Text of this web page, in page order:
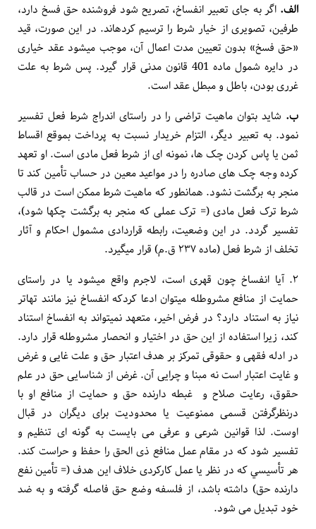
الف. اگر به جای تعبیر انفساخ، تصریح شود فروشنده حق فسخ دارد،
طرفین، تصویری از خیار شرط را ترسیم کرده­اند. در این صورت، قید
«حق فسخ» بدون تعیین مدت اعمال آن، موجب می­شود عقد خیاری
در دایره شمول ماده 401 قانون مدنی قرار گیرد. پس شرط به علت
غرری بودن، باطل و مبطل عقد است.
ب. شاید بتوان ماهیت تراضی را در راستای اندراج شرط فعل تفسیر
نمود. به تعبیر دیگر، التزام خریدار نسبت به پرداخت بموقع اقساط
ثمن‌ یا پاس کردن چک ها، نمونه ای از شرط فعل مادی است. او تعهد
کرده وجه چک های صادره را در مواعید معین در حساب تأمین کند تا
منجر به برگشت نشود. همان­طور که ماهیت شرط ممکن است در قالب
شرط ترک فعل مادی (= ترک عملی که منجر به برگشت چکها شود)،
تفسیر گردد. در این وضعیت، رابطه قراردادی مشمول احکام و آثار
تخلف از شرط فعل (ماده ۲۳۷ ق.م) قرار می­گیرد.
۲. آیا انفساخ چون قهری است، لاجرم واقع می­شود یا در راستای
حمایت از منافع مشروط­له می­توان ادعا کردکه انفساخ نیز مانند تهاتر
نیاز به استناد دارد؟ در فرض اخیر، متعهد نمی­تواند به انفساخ استناد
کند، زیرا استفاده از این حق در اختیار و انحصار مشروط­له قرار دارد.
در ادله فقهی و حقوقی تمرکز بر هدف اعتبار حق و علت غایی و غرض
و غایت اعتبار است نه مبنا و چرایی آن. غرض از شناسایی حق در علم
حقوق، رعایت صلاح و غبطه دارنده حق و حمایت از منافع او با
درنظرگرفتن قسمی ممنوعیت یا محدودیت برای دیگران در قبال
اوست. لذا قوانین شرعی و عرفی می بایست به گونه ای تنظیم و
تفسیر شود که در مقام عمل منافع ذی الحق را حفظ و حراست کند.
هر تأسيسي که در نظر یا عمل کارکردی خلاف این هدف (= تأمین نفع
دارنده حق) داشته باشد، از فلسفه وضع حق فاصله گرفته و به ضد
خود تبدیل می شود.